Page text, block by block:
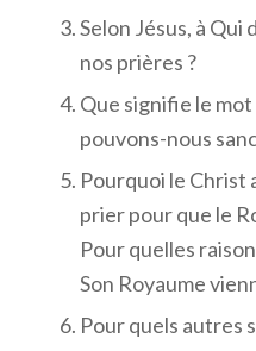
Selon Jésus, à
nos prières ?
Que signifie le
pouvons-nous
Pourquoi le Christ
prier pour que le
Pour quelles
Son Royaume
Pour quels autres